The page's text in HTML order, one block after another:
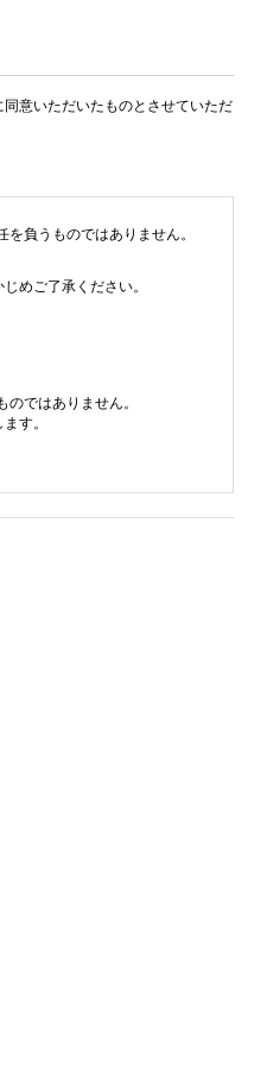
意いただいたものとさせていただ
負うものではありません。
めご了承ください。
ではありません。
す。